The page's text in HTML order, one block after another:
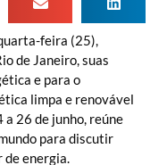
feira (25),
de Janeiro, suas
e para o
limpa e renovável
a 26 de junho, reúne
para discutir
de energia.